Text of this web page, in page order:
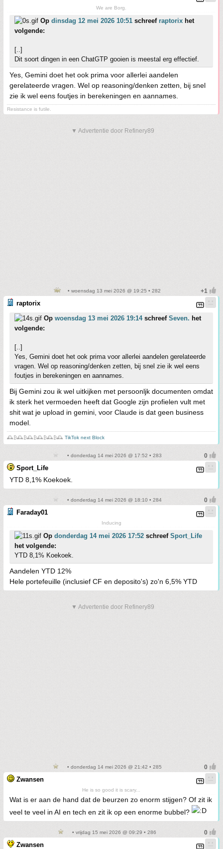
We are Borg.
Op dinsdag 12 mei 2026 10:51 schreef raptorix het
volgende:
[..]
Dit soort dingen in een ChatGTP gooien is meestal erg effectief.
Yes, Gemini doet het ook prima voor allerlei aandelen
gerelateerde vragen. Wel op reasoning/denken zetten, bij snel
zie ik wel eens foutjes in berekeningen en aannames.
Resistance is futile.
▼ Advertentie door Refinery89
• woensdag 13 mei 2026 @ 19:25 • 282
raptorix
Op woensdag 13 mei 2026 19:14schreef Seven. het
volgende:
[..]
Yes, Gemini doet het ook prima voor allerlei aandelen gerelateerde
vragen. Wel op reasoning/denken zetten, bij snel zie ik wel eens
foutjes in berekeningen en aannames.
Bij Gemini zou ik wel uitkijken met persoonljk documenten omdat
ik sterk het vermoeden heeft dat Google zijn profielen vult met
shit wat je upload in gemini, voor Claude is dat geen business
model.
🕰️₿🕰️₿🕰️₿🕰️₿🕰️₿🕰️ TikTok next Block
• donderdag 14 mei 2026 @ 17:52 • 283
Sport_Life
YTD 8,1% Koekoek.
• donderdag 14 mei 2026 @ 18:10 • 284
Faraday01
Inducing
Op donderdag 14 mei 2026 17:52 schreef Sport_Life
het volgende:
YTD 8,1% Koekoek.
Aandelen YTD 12%
Hele portefeuille (inclusief CF en deposito's) zo'n 6,5% YTD
▼ Advertentie door Refinery89
• donderdag 14 mei 2026 @ 21:42 • 285
Zwansen
He is so good it is scary...
Wat is er aan de hand dat de beurzen zo enorm stijgen? Of zit ik
veel te veel in AI en tech en zit ik op een enorme bubbel?
• vrijdag 15 mei 2026 @ 09:29 • 286
Zwansen